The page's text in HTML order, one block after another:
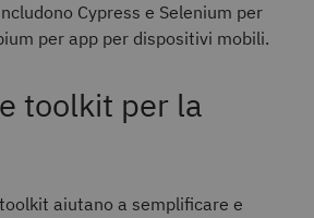
Cypress e Selenium per
per app per dispositivi mobili.
toolkit per la
aiutano a semplificare e